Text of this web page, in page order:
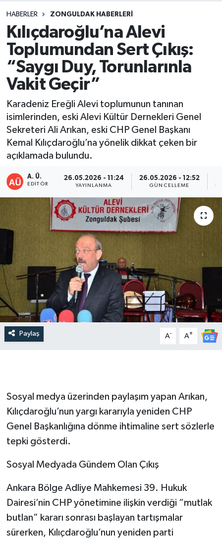
HABERLER ZONGULDAK HABERLERI
Kılıçdaroğlu’na Alevi
Toplumundan Sert Çıkış:
“Saygı Duy, Torunlarınla
Vakit Geçir”
Karadeniz Ereğli Alevi toplumunun tanınan
isimlerinden, eski Alevi Kültür Dernekleri Genel
Sekreteri Ali Arıkan, eski CHP Genel Başkanı
Kemal Kılıçdaroğlu’na yönelik dikkat çeken bir
açıklamada bulundu.
A. Ü.
EDITÖR
26.05.2026 - 11:24
YAYINLANMA
26.05.2026 - 12:52
GÜNCELLEME
Paylaş A- A+
Sosyal medya üzerinden paylaşım yapan Arıkan,
Kılıçdaroğlu’nun yargı kararıyla yeniden CHP
Genel Başkanlığına dönme ihtimaline sert sözlerle
tepki gösterdi.
Sosyal Medyada Gündem Olan Çıkış
Ankara Bölge Adliye Mahkemesi 39. Hukuk
Dairesi’nin CHP yönetimine ilişkin verdiği “mutlak
butlan” kararı sonrası başlayan tartışmalar
sürerken, Kılıçdaroğlu’nun yeniden parti
DEVREK
DÜZCE
EREĞLİ
GÖKÇEBEY
KARABÜK
KASTAMONU